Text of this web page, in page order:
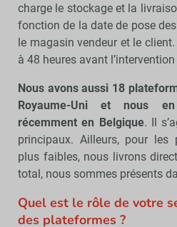
charge le stockage et la
fonction de la date de pose
le magasin vendeur et le
à 48 heures avant
Nous avons aussi 18
Royaume-Uni et nous
récemment en Belgique. Il
principaux. Ailleurs, pour les
plus faibles, nous livrons
total, nous sommes présents
Quel est le rôle de votre
des plateformes ?